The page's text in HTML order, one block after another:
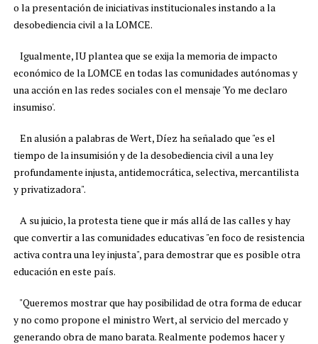
o la presentación de iniciativas institucionales instando a la
desobediencia civil a la LOMCE.
Igualmente, IU plantea que se exija la memoria de impacto
económico de la LOMCE en todas las comunidades autónomas y
una acción en las redes sociales con el mensaje 'Yo me declaro
insumiso'.
En alusión a palabras de Wert, Díez ha señalado que "es el
tiempo de la insumisión y de la desobediencia civil a una ley
profundamente injusta, antidemocrática, selectiva, mercantilista
y privatizadora".
A su juicio, la protesta tiene que ir más allá de las calles y hay
que convertir a las comunidades educativas "en foco de resistencia
activa contra una ley injusta", para demostrar que es posible otra
educación en este país.
"Queremos mostrar que hay posibilidad de otra forma de educar
y no como propone el ministro Wert, al servicio del mercado y
generando obra de mano barata. Realmente podemos hacer y